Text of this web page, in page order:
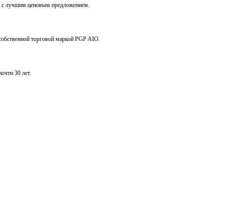
с лучшим ценовым предложением.
торговой маркой PGP AIO.
30 лет.